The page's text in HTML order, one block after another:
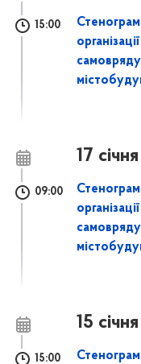
15:00
17
09:00
15
15:00